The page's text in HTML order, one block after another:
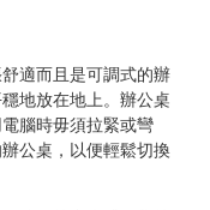
適而且是可調式的辦
地放在地上。辦公桌
腦時毋須拉緊或彎
公桌，以便輕鬆切換